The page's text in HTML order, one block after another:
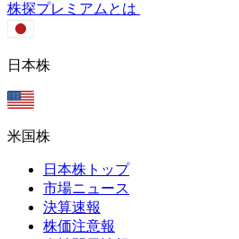
株探プレミアムとは
日本株
米国株
日本株トップ
市場ニュース
決算速報
株価注意報